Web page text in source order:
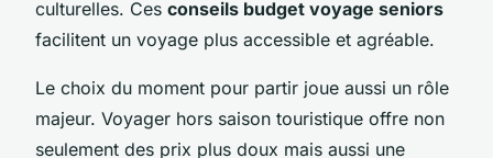
culturelles. Ces conseils budget voyage seniors
facilitent un voyage plus accessible et agréable.
Le choix du moment pour partir joue aussi un rôle
majeur. Voyager hors saison touristique offre non
seulement des prix plus doux mais aussi une